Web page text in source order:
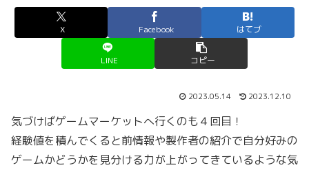
X Facebook はてブ
LINE コピー
2023.05.14 2023.12.10
気づけばゲームマーケットへ行くのも４回目！
経験値を積んでくると前情報や製作者の紹介で自分好みの
ゲームかどうかを見分ける力が上がってきているような気